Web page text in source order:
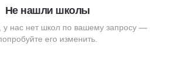
Не нашли школы
у нас нет школ по вашему запросу —
его изменить.